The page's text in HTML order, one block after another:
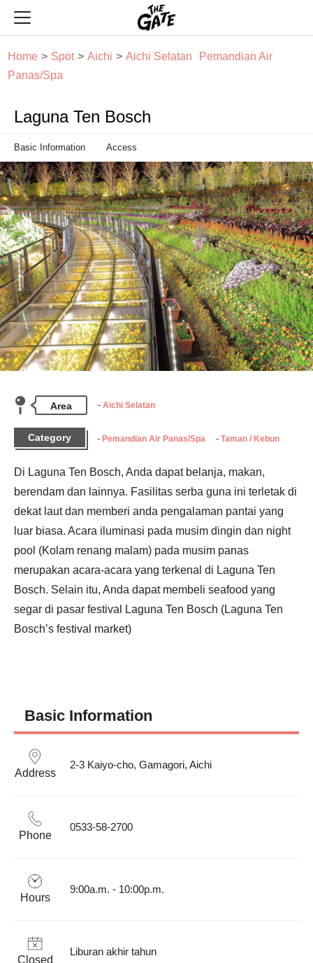
Home Spot Aichi Aichi Selatan
Pemandian Air
Panas/Spa
Laguna Ten Bosch
Basic Information Access
Area Aichi Selatan
Category Pemandian Air Panas/Spa Taman / Kebun
Di Laguna Ten Bosch, Anda dapat belanja, makan,
berendam dan lainnya. Fasilitas serba guna ini terletak di
dekat laut dan memberi anda pengalaman pantai yang
luar biasa. Acara iluminasi pada musim dingin dan night
pool (Kolam renang malam) pada musim panas
merupakan acara-acara yang terkenal di Laguna Ten
Bosch. Selain itu, Anda dapat membeli seafood yang
segar di pasar festival Laguna Ten Bosch (Laguna Ten
Bosch’s festival market)
Basic Information
Address
2-3 Kaiyo-cho, Gamagori, Aichi
Phone
0533-58-2700
Hours
9:00a.m. - 10:00p.m.
Closed
Liburan akhir tahun